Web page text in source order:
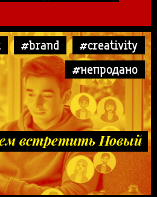
#brand
#creativity
#непродано
встретить Новый